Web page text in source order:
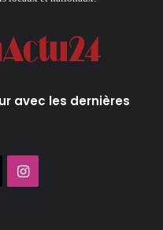
avec les dernières
Instagram